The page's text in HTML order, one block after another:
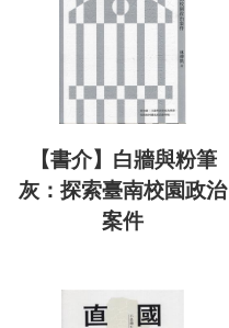
【書介】白牆與粉筆
灰：探索臺南校園政治
案件